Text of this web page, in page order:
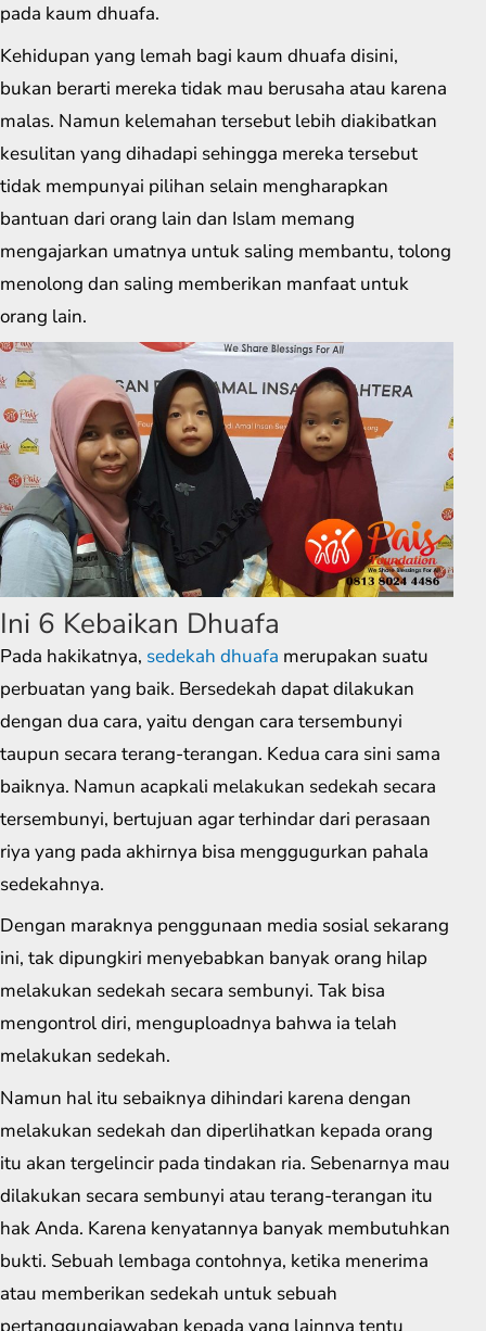
pada kaum dhuafa.
Kehidupan yang lemah bagi kaum dhuafa disini,
bukan berarti mereka tidak mau berusaha atau karena
malas. Namun kelemahan tersebut lebih diakibatkan
kesulitan yang dihadapi sehingga mereka tersebut
tidak mempunyai pilihan selain mengharapkan
bantuan dari orang lain dan Islam memang
mengajarkan umatnya untuk saling membantu, tolong
menolong dan saling memberikan manfaat untuk
orang lain.
Ini 6 Kebaikan Dhuafa
Pada hakikatnya, sedekah dhuafa merupakan suatu
perbuatan yang baik. Bersedekah dapat dilakukan
dengan dua cara, yaitu dengan cara tersembunyi
taupun secara terang-terangan. Kedua cara sini sama
baiknya. Namun acapkali melakukan sedekah secara
tersembunyi, bertujuan agar terhindar dari perasaan
riya yang pada akhirnya bisa menggugurkan pahala
sedekahnya.
Dengan maraknya penggunaan media sosial sekarang
ini, tak dipungkiri menyebabkan banyak orang hilap
melakukan sedekah secara sembunyi. Tak bisa
mengontrol diri, menguploadnya bahwa ia telah
melakukan sedekah.
Namun hal itu sebaiknya dihindari karena dengan
melakukan sedekah dan diperlihatkan kepada orang
itu akan tergelincir pada tindakan ria. Sebenarnya mau
dilakukan secara sembunyi atau terang-terangan itu
hak Anda. Karena kenyatannya banyak membutuhkan
bukti. Sebuah lembaga contohnya, ketika menerima
atau memberikan sedekah untuk sebuah
pertanggungjawaban kepada yang lainnya tentu